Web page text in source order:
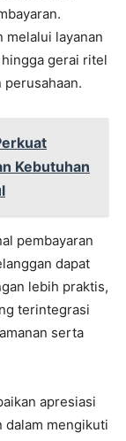
melalui layanan
gerai ritel
Kebutuhan
pembayaran
dapat
lebih praktis,
terintegrasi
serta
apresiasi
dalam mengikuti